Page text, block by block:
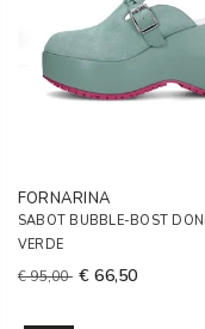
FORNARINA
SABOT BUBBLE-BOST
VERDE
€ 95,00 € 66,50